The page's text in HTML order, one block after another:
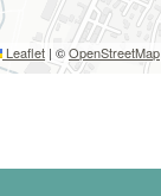
Leaflet | ©OpenStreetMap